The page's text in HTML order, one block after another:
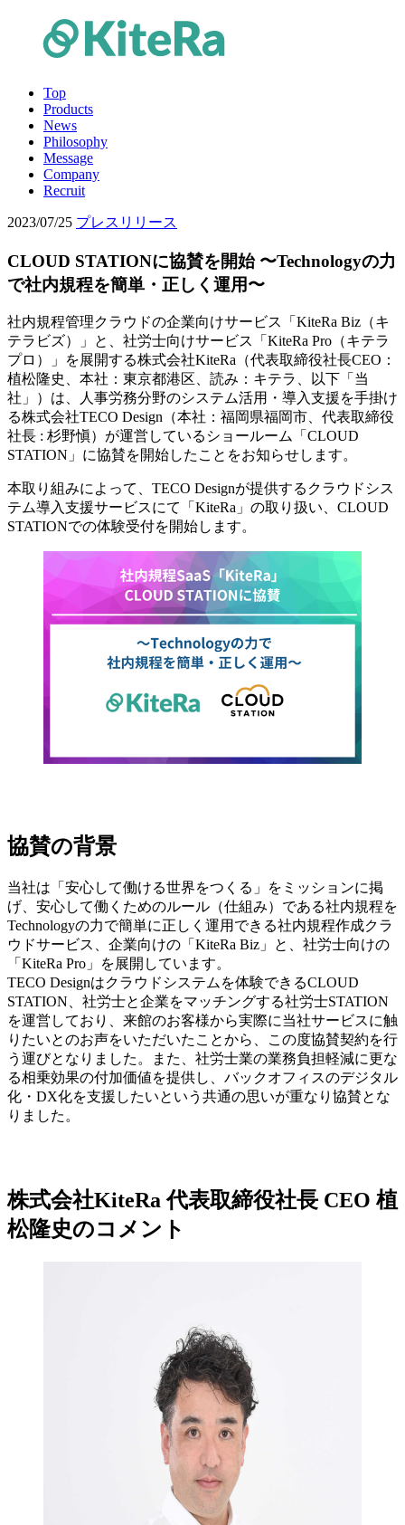
Top
Products
News
Philosophy
Message
Company
Recruit
2023/07/25 プレスリリース
CLOUD STATIONに協賛を開始 〜Technologyの力
で社内規程を簡単・正しく運用〜
社内規程管理クラウドの企業向けサービス「KiteRa Biz（キ
テラビズ）」と、社労士向けサービス「KiteRa Pro（キテラ
プロ）」を展開する株式会社KiteRa（代表取締役社長CEO：
植松隆史、本社：東京都港区、読み：キテラ、以下「当
社」）は、人事労務分野のシステム活用・導入支援を手掛け
る株式会社TECO Design（本社：福岡県福岡市、代表取締役
社長 : 杉野愼）が運営しているショールーム「CLOUD
STATION」に協賛を開始したことをお知らせします。
本取り組みによって、TECO Designが提供するクラウドシス
テム導入支援サービスにて「KiteRa」の取り扱い、CLOUD
STATIONでの体験受付を開始します。
協賛の背景
当社は「安心して働ける世界をつくる」をミッションに掲
げ、安心して働くためのルール（仕組み）である社内規程を
Technologyの力で簡単に正しく運用できる社内規程作成クラ
ウドサービス、企業向けの「KiteRa Biz」と、社労士向けの
「KiteRa Pro」を展開しています。
TECO Designはクラウドシステムを体験できるCLOUD
STATION、社労士と企業をマッチングする社労士STATION
を運営しており、来館のお客様から実際に当社サービスに触
りたいとのお声をいただいたことから、この度協賛契約を行
う運びとなりました。また、社労士業の業務負担軽減に更な
る相乗効果の付加価値を提供し、バックオフィスのデジタル
化・DX化を支援したいという共通の思いが重なり協賛とな
りました。
株式会社KiteRa 代表取締役社長 CEO 植
松隆史のコメント